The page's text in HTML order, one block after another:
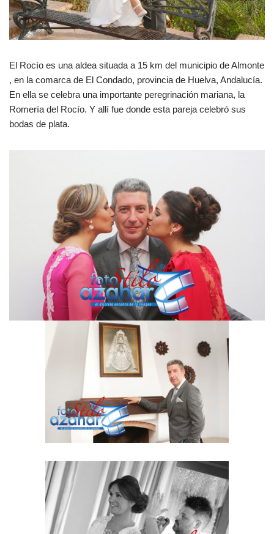
El Rocío es una aldea situada a 15 km del municipio de Almonte
, en la comarca de El Condado, provincia de Huelva, Andalucía.
En ella se celebra una importante peregrinación mariana, la
Romería del Rocío. Y allí fue donde esta pareja celebró sus
bodas de plata.